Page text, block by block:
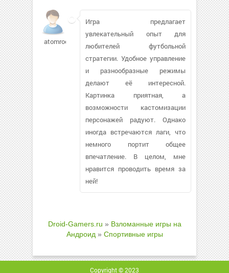
atomrocket57
Игра предлагает
увлекательный опыт для
любителей футбольной
стратегии. Удобное управление
и разнообразные режимы
делают её интересной.
Картинка приятная, а
возможности кастомизации
персонажей радуют. Однако
иногда встречаются лаги, что
немного портит общее
впечатление. В целом, мне
нравится проводить время за
ней!
Droid-Gamers.ru » Взломанные игры на
Андроид » Спортивные игры
Copyright © 2023